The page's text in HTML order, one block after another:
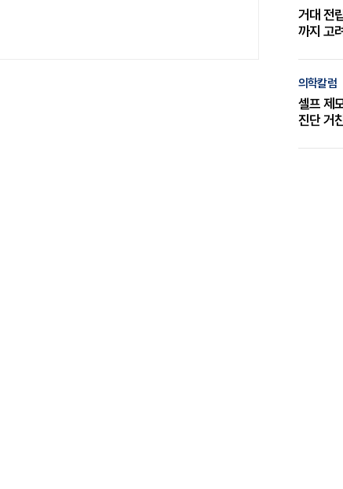
거대 전
까지 고
의학칼럼
셀프 제
진단 거